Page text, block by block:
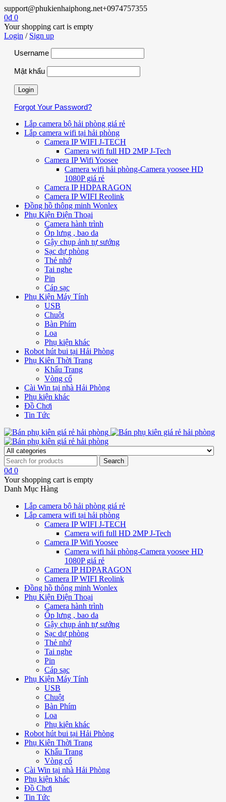
support@phukienhaiphong.net+0974757355
0₫ 0
Your shopping cart is empty
Login / Sign up
Username
Mật khẩu
Forgot Your Password?
Lắp camera bộ hải phòng giá rẻ
Lắp camera wifi tại hải phòng
Camera IP WIFI J-TECH
Camera wifi full HD 2MP J-Tech
Camera IP Wifi Yoosee
Camera wifi hải phòng-Camera yoosee HD
1080P giá rẻ
Camera IP HDPARAGON
Camera IP WIFI Reolink
Đồng hồ thông minh Wonlex
Phụ Kiện Điện Thoại
Camera hành trình
Ốp lưng , bao da
Gậy chụp ảnh tự sướng
Sạc dự phòng
Thẻ nhớ
Tai nghe
Pin
Cáp sạc
Phụ Kiện Máy Tính
USB
Chuột
Bàn Phím
Loa
Phụ kiện khác
Robot hút bui tại Hải Phòng
Phụ Kiên Thời Trang
Khẩu Trang
Vòng cổ
Cài Win tại nhà Hải Phòng
Phụ kiện khác
Đồ Chơi
Tin Tức
0₫ 0
Your shopping cart is empty
Danh Mục Hàng
Lắp camera bộ hải phòng giá rẻ
Lắp camera wifi tại hải phòng
Camera IP WIFI J-TECH
Camera wifi full HD 2MP J-Tech
Camera IP Wifi Yoosee
Camera wifi hải phòng-Camera yoosee HD
1080P giá rẻ
Camera IP HDPARAGON
Camera IP WIFI Reolink
Đồng hồ thông minh Wonlex
Phụ Kiện Điện Thoại
Camera hành trình
Ốp lưng , bao da
Gậy chụp ảnh tự sướng
Sạc dự phòng
Thẻ nhớ
Tai nghe
Pin
Cáp sạc
Phụ Kiện Máy Tính
USB
Chuột
Bàn Phím
Loa
Phụ kiện khác
Robot hút bui tại Hải Phòng
Phụ Kiên Thời Trang
Khẩu Trang
Vòng cổ
Cài Win tại nhà Hải Phòng
Phụ kiện khác
Đồ Chơi
Tin Tức